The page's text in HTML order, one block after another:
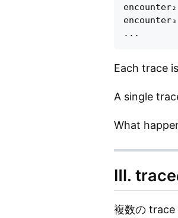
Each trace
A single
What
Ⅲ. trace
複数の trace